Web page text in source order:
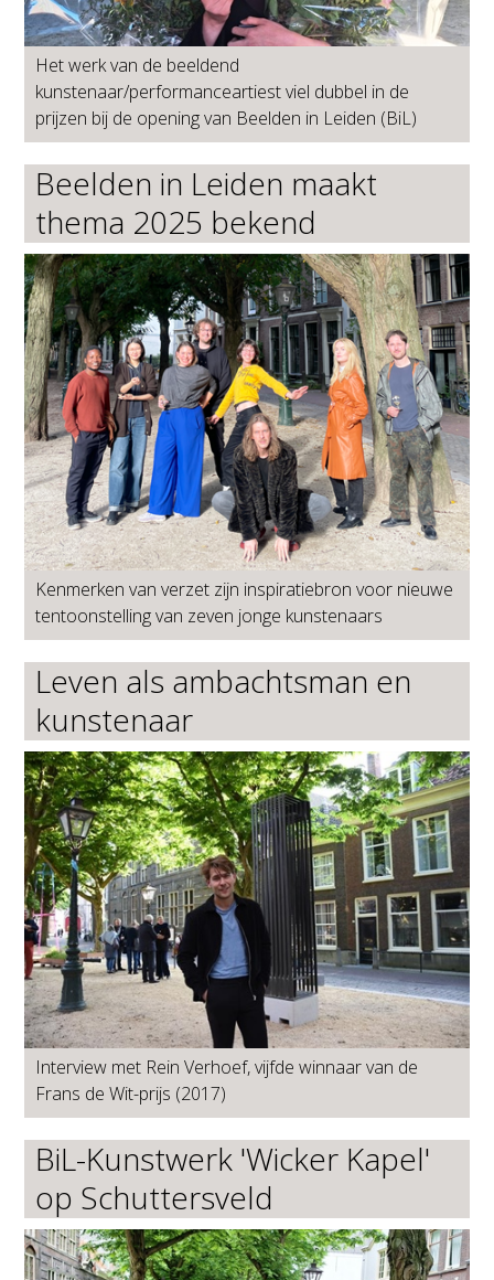
Het werk van de beeldend
kunstenaar/performanceartiest viel dubbel in de
prijzen bij de opening van Beelden in Leiden (BiL)
Beelden in Leiden maakt
thema 2025 bekend
Kenmerken van verzet zijn inspiratiebron voor nieuwe
tentoonstelling van zeven jonge kunstenaars
Leven als ambachtsman en
kunstenaar
Interview met Rein Verhoef, vijfde winnaar van de
Frans de Wit-prijs (2017)
BiL-Kunstwerk 'Wicker Kapel'
op Schuttersveld